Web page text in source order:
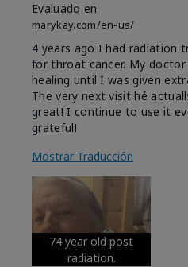
Evaluado en
marykay.com/en-us/
4 years ago I had radiation
for throat cancer. My
healing until I was given
The very next visit hé
great! I continue to use it
grateful!
Mostrar Traducción
74 year old post
radiation.